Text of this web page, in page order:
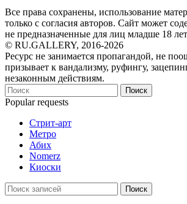
Все права сохранены, использование
только с согласия авторов. Сайт может
не предназначенные для лиц младше 18
© RU.GALLERY, 2016-2026
Ресурс не занимается пропагандой, не
призывает к вандализму, руфингу,
незаконным действиям.
Поиск
Popular requests
Стрит-арт
Метро
Абих
Nomerz
Киоски
Поиск